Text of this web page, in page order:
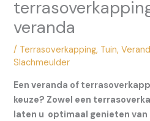
veranda
/ Terrasoverkapping, Tuin,
Slachmeulder
Een veranda of
keuze? Zowel een
laten u optimaal genieten